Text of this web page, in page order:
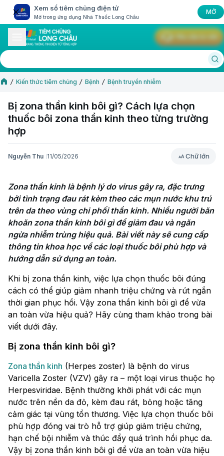
Xem sổ tiêm chủng điện tử
Mở trong ứng dụng Nhà Thuốc Long Châu
MỞ
Kiến thức tiêm chủng Bệnh Bệnh truyền nhiễm
Bị zona thần kinh bôi gì? Cách lựa chọn
thuốc bôi zona thần kinh theo từng trường
hợp
Nguyễn Thu 11/05/2026 Chữ lớn
Chữ lớn
Zona thần kinh là bệnh lý do virus gây ra, đặc trưng
bởi tình trạng đau rát kèm theo các mụn nước khu trú
trên da theo vùng chi phối thần kinh. Nhiều người băn
khoăn zona thần kinh bôi gì để giảm đau và ngăn
ngừa nhiễm trùng hiệu quả. Bài viết này sẽ cung cấp
thông tin khoa học về các loại thuốc bôi phù hợp và
hướng dẫn sử dụng an toàn.
Khi bị zona thần kinh, việc lựa chọn thuốc bôi đúng
cách có thể giúp giảm nhanh triệu chứng và rút ngắn
thời gian phục hồi. Vậy zona thần kinh bôi gì để vừa
an toàn vừa hiệu quả? Hãy cùng tham khảo trong bài
viết dưới đây.
Bị zona thần kinh bôi gì?
Zona thần kinh (Herpes zoster) là bệnh do virus
Varicella Zoster (VZV) gây ra – một loại virus thuộc họ
Herpesviridae. Bệnh thường khởi phát với các mụn
nước trên nền da đỏ, kèm đau rát, bỏng hoặc tăng
cảm giác tại vùng tổn thương. Việc lựa chọn thuốc bôi
phù hợp đóng vai trò hỗ trợ giúp giảm triệu chứng,
hạn chế bội nhiễm và thúc đẩy quá trình hồi phục da.
Vậy bị zona thần kinh bôi gì để vừa an toàn vừa hiệu